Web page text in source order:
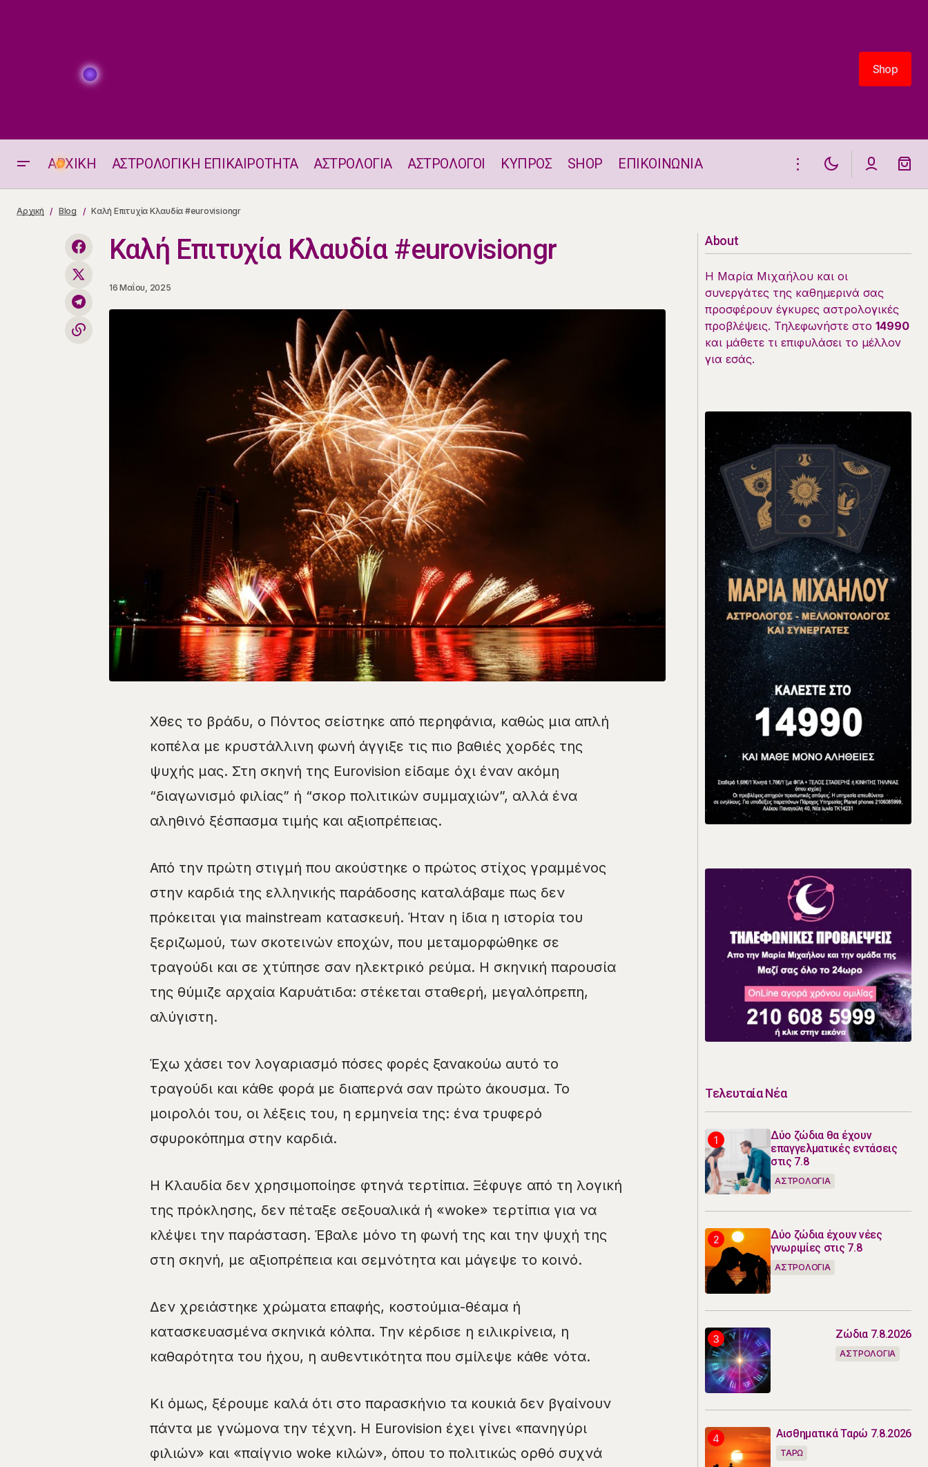
Shop
Shop
ΑΡΧΙΚΗ ΑΣΤΡΟΛΟΓΙΚΗ ΕΠΙΚΑΙΡΟΤΗΤΑ ΑΣΤΡΟΛΟΓΙΑ ΑΣΤΡΟΛΟΓΟΙ ΚΥΠΡΟΣ SHOP ΕΠΙΚΟΙΝΩΝΙΑ
Οι Τυχεροί Αριθμοί της Ημέρας
Αρχική Blog Καλή Επιτυχία Κλαυδία #eurovisiongr
Καλή Επιτυχία Κλαυδία #eurovisiongr
16 Μαΐου, 2025
Χθες το βράδυ, ο Πόντος σείστηκε από περηφάνια, καθώς μια απλή
κοπέλα με κρυστάλλινη φωνή άγγιξε τις πιο βαθιές χορδές της
ψυχής μας. Στη σκηνή της Eurovision είδαμε όχι έναν ακόμη
“διαγωνισμό φιλίας” ή “σκορ πολιτικών συμμαχιών”, αλλά ένα
αληθινό ξέσπασμα τιμής και αξιοπρέπειας.
Από την πρώτη στιγμή που ακούστηκε ο πρώτος στίχος γραμμένος
στην καρδιά της ελληνικής παράδοσης καταλάβαμε πως δεν
πρόκειται για mainstream κατασκευή. Ήταν η ίδια η ιστορία του
ξεριζωμού, των σκοτεινών εποχών, που μεταμορφώθηκε σε
τραγούδι και σε χτύπησε σαν ηλεκτρικό ρεύμα. Η σκηνική παρουσία
της θύμιζε αρχαία Καρυάτιδα: στέκεται σταθερή, μεγαλόπρεπη,
αλύγιστη.
Έχω χάσει τον λογαριασμό πόσες φορές ξανακούω αυτό το
τραγούδι και κάθε φορά με διαπερνά σαν πρώτο άκουσμα. Το
μοιρολόι του, οι λέξεις του, η ερμηνεία της: ένα τρυφερό
σφυροκόπημα στην καρδιά.
Η Κλαυδία δεν χρησιμοποίησε φτηνά τερτίπια. Ξέφυγε από τη λογική
της πρόκλησης, δεν πέταξε σεξουαλικά ή «woke» τερτίπια για να
κλέψει την παράσταση. Έβαλε μόνο τη φωνή της και την ψυχή της
στη σκηνή, με αξιοπρέπεια και σεμνότητα και μάγεψε το κοινό.
Δεν χρειάστηκε χρώματα επαφής, κοστούμια-θέαμα ή
κατασκευασμένα σκηνικά κόλπα. Την κέρδισε η ειλικρίνεια, η
καθαρότητα του ήχου, η αυθεντικότητα που σμίλεψε κάθε νότα.
Κι όμως, ξέρουμε καλά ότι στο παρασκήνιο τα κουκιά δεν βγαίνουν
πάντα με γνώμονα την τέχνη. Η Eurovision έχει γίνει «πανηγύρι
φιλιών» και «παίγνιο woke κιλών», όπου το πολιτικώς ορθό συχνά
About
Η Μαρία Μιχαήλου και οι
συνεργάτες της καθημερινά σας
προσφέρουν έγκυρες αστρολογικές
προβλέψεις. Τηλεφωνήστε στο 14990
και μάθετε τι επιφυλάσει το μέλλον
για εσάς.
Τελευταία Νέα
Δύο ζώδια θα έχουν
επαγγελματικές εντάσεις
στις 7.8
ΑΣΤΡΟΛΟΓΙΑ
Δύο ζώδια έχουν νέες
γνωριμίες στις 7.8
ΑΣΤΡΟΛΟΓΙΑ
Ζώδια 7.8.2026
ΑΣΤΡΟΛΟΓΙΑ
Αισθηματικά Ταρώ 7.8.2026
ΤΑΡΩ